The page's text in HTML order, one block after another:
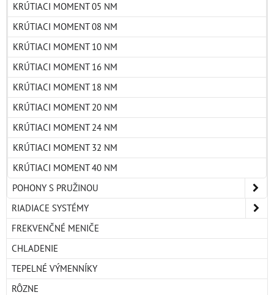
KRÚTIACI MOMENT 05 NM
KRÚTIACI MOMENT 08 NM
KRÚTIACI MOMENT 10 NM
KRÚTIACI MOMENT 16 NM
KRÚTIACI MOMENT 18 NM
KRÚTIACI MOMENT 20 NM
KRÚTIACI MOMENT 24 NM
KRÚTIACI MOMENT 32 NM
KRÚTIACI MOMENT 40 NM
POHONY S PRUŽINOU
RIADIACE SYSTÉMY
FREKVENČNÉ MENIČE
CHLADENIE
TEPELNÉ VÝMENNÍKY
RÔZNE